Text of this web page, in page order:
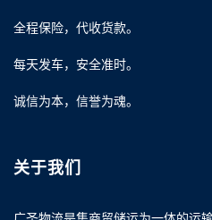
全程保险，代收货款。
每天发车，安全准时。
诚信为本，信誉为魂。
关于我们